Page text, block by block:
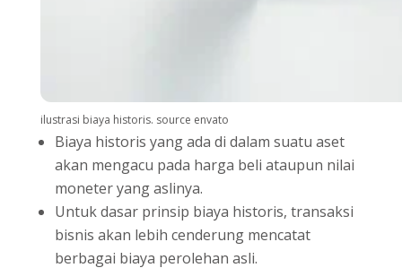
ilustrasi biaya historis. source envato
Biaya historis yang ada di dalam suatu aset
akan mengacu pada harga beli ataupun nilai
moneter yang aslinya.
Untuk dasar prinsip biaya historis, transaksi
bisnis akan lebih cenderung mencatat
berbagai biaya perolehan asli.